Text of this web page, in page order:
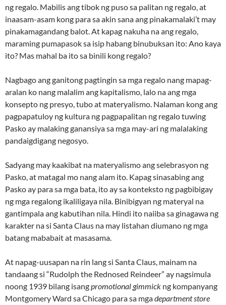
ng regalo. Mabilis ang tibok ng puso sa palitan ng regalo, at
inaasam-asam kong para sa akin sana ang pinakamalaki’t may
pinakamagandang balot. At kapag nakuha na ang regalo,
maraming pumapasok sa isip habang binubuksan ito: Ano kaya
ito? Mas mahal ba ito sa binili kong regalo?
Nagbago ang ganitong pagtingin sa mga regalo nang mapag-
aralan ko nang malalim ang kapitalismo, lalo na ang mga
konsepto ng presyo, tubo at materyalismo. Nalaman kong ang
pagpapatuloy ng kultura ng pagpapalitan ng regalo tuwing
Pasko ay malaking ganansiya sa mga may-ari ng malalaking
pandaigdigang negosyo.
Sadyang may kaakibat na materyalismo ang selebrasyon ng
Pasko, at matagal mo nang alam ito. Kapag sinasabing ang
Pasko ay para sa mga bata, ito ay sa konteksto ng pagbibigay
ng mga regalong ikaliligaya nila. Binibigyan ng materyal na
gantimpala ang kabutihan nila. Hindi ito naiiba sa ginagawa ng
karakter na si Santa Claus na may listahan diumano ng mga
batang mababait at masasama.
At napag-uusapan na rin lang si Santa Claus, mainam na
tandaang si “Rudolph the Rednosed Reindeer” ay nagsimula
noong 1939 bilang isangpromotional gimmick ng kompanyang
Montgomery Ward sa Chicago para sa mgadepartment store